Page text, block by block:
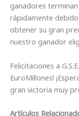
ganadores
rápidamente
obtener su gran
nuestro ganador
Felicitaciones a
EuroMillones!
gran victoria muy
Artículos